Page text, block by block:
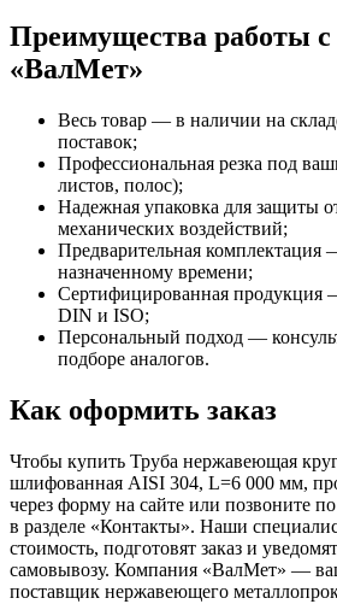
Преимущества работы
«ВалМет»
Весь товар — в наличии на
поставок;
Профессиональная резка под
листов, полос);
Надежная упаковка для защиты
механических воздействий;
Предварительная комплектация
назначенному времени;
Сертифицированная продукция
DIN и ISO;
Персональный подход —
подборе аналогов.
Как оформить заказ
Чтобы купить Труба нержавеющая
шлифованная AISI 304, L=6 000 мм,
через форму на сайте или позвоните
в разделе «Контакты». Наши
стоимость, подготовят заказ и
самовывозу. Компания «ВалМет» —
поставщик нержавеющего